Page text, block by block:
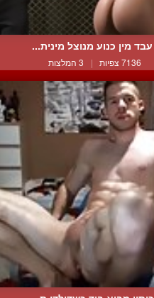
עבד מין כנוע מנוצל מינית...
7136 צפיות | 3 המלצות